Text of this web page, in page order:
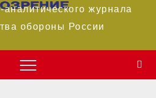
журнала
обороны России